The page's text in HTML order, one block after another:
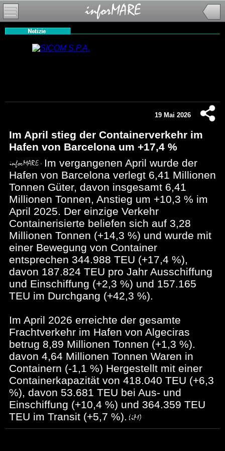
19 Mai 2026
Im April stieg der Containerverkehr im
Hafen von Barcelona um +17,4 %
Im vergangenen April wurde der
Hafen von Barcelona verlegt 6,41 Millionen
Tonnen Güter, davon insgesamt 6,41
Millionen Tonnen, Anstieg um +10,3 % im
April 2025. Der einzige Verkehr
Containerisierte beliefen sich auf 3,28
Millionen Tonnen (+14,3 %) und wurde mit
einer Bewegung von Container
entsprechen 344.988 TEU (+17,4 %),
davon 187.824 TEU pro Jahr Ausschiffung
und Einschiffung (+2,3 %) und 157.165
TEU im Durchgang (+42,3 %).
Im April 2026 erreichte der gesamte
Frachtverkehr im Hafen von Algeciras
betrug 8,89 Millionen Tonnen (+1,3 %).
davon 4,64 Millionen Tonnen Waren in
Containern (-1,1 %) Hergestellt mit einer
Containerkapazität von 418.040 TEU (+6,3
%), davon 53.681 TEU bei Aus- und
Einschiffung (+10,4 %) und 364.359 TEU
TEU im Transit (+5,7 %).